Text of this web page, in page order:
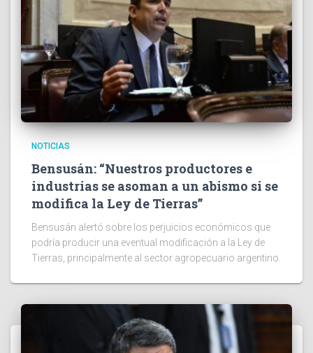
NOTICIAS
Bensusán: “Nuestros productores e
industrias se asoman a un abismo si se
modifica la Ley de Tierras”
Bensusán alertó sobre los perjuicios económicos que
podría producir una eventual modificación a la Ley de
Tierras, principalmente al sector agropecuario argentino.